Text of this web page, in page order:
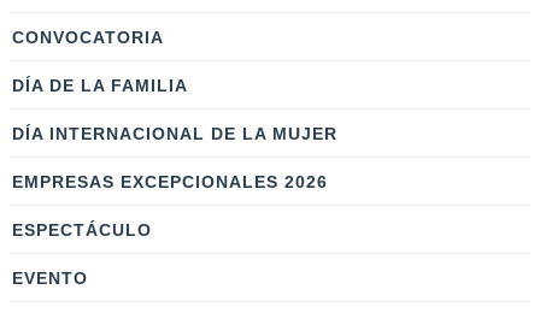
CONVOCATORIA
DÍA DE LA FAMILIA
DÍA INTERNACIONAL DE LA MUJER
EMPRESAS EXCEPCIONALES 2026
ESPECTÁCULO
EVENTO